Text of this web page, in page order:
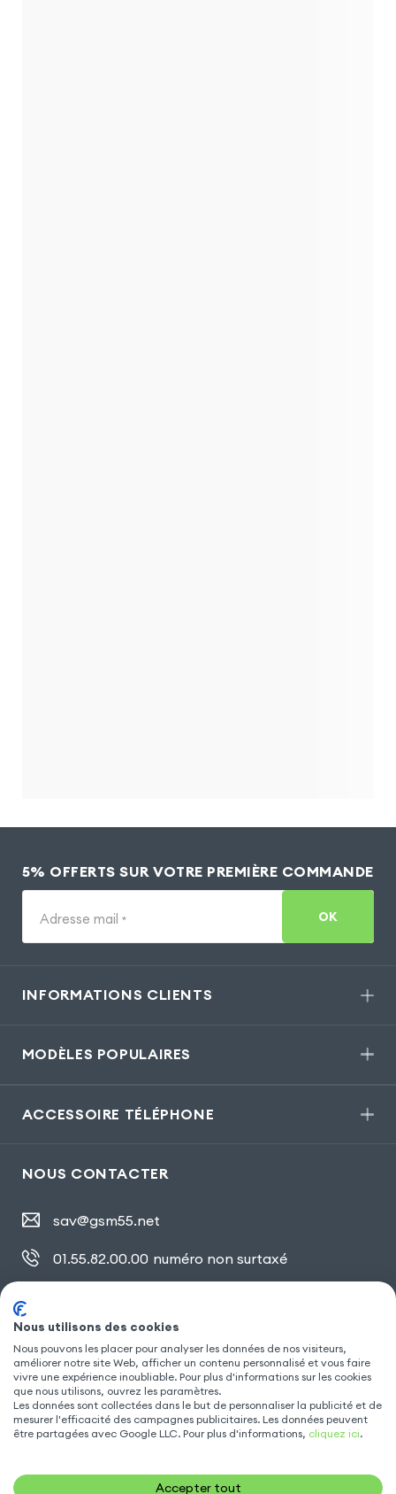
5% OFFERTS SUR VOTRE PREMIÈRE COMMANDE
Adresse mail * OK
INFORMATIONS CLIENTS
MODÈLES POPULAIRES
ACCESSOIRE TÉLÉPHONE
NOUS CONTACTER
sav@gsm55.net
01.55.82.00.00 numéro non surtaxé
SUIVEZ NOUS
Nous utilisons des cookies
Nous pouvons les placer pour analyser les données de nos visiteurs,
améliorer notre site Web, afficher un contenu personnalisé et vous faire
vivre une expérience inoubliable. Pour plus d'informations sur les cookies
que nous utilisons, ouvrez les paramètres.
Les données sont collectées dans le but de personnaliser la publicité et de
mesurer l'efficacité des campagnes publicitaires. Les données peuvent
être partagées avec Google LLC. Pour plus d'informations, cliquez ici.
Accepter tout